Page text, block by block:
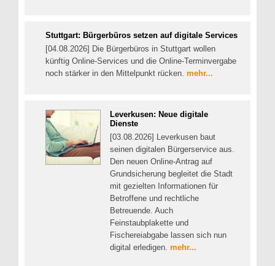
Stuttgart: Bürgerbüros setzen auf digitale Services
[04.08.2026] Die Bürgerbüros in Stuttgart wollen
künftig Online-Services und die Online-Terminvergabe
noch stärker in den Mittelpunkt rücken. mehr...
Leverkusen: Neue digitale
Dienste
[03.08.2026] Leverkusen baut
seinen digitalen Bürgerservice aus.
Den neuen Online-Antrag auf
Grundsicherung begleitet die Stadt
mit gezielten Informationen für
Betroffene und rechtliche
Betreuende. Auch
Feinstaubplakette und
Fischereiabgabe lassen sich nun
digital erledigen. mehr...